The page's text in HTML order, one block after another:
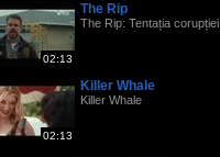
02:13
The Rip
The Rip: Tentația corupției
02:13
Killer Whale
Killer Whale